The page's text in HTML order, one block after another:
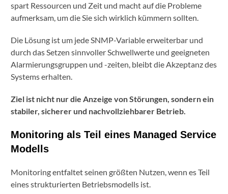
spart Ressourcen und Zeit und macht auf die Probleme
aufmerksam, um die Sie sich wirklich kümmern sollten.
Die Lösung ist um jede SNMP-Variable erweiterbar und
durch das Setzen sinnvoller Schwellwerte und geeigneten
Alarmierungsgruppen und -zeiten, bleibt die Akzeptanz des
Systems erhalten.
Ziel ist nicht nur die Anzeige von Störungen, sondern ein
stabiler, sicherer und nachvollziehbarer Betrieb.
Monitoring als Teil eines Managed Service
Modells
Monitoring entfaltet seinen größten Nutzen, wenn es Teil
eines strukturierten Betriebsmodells ist.